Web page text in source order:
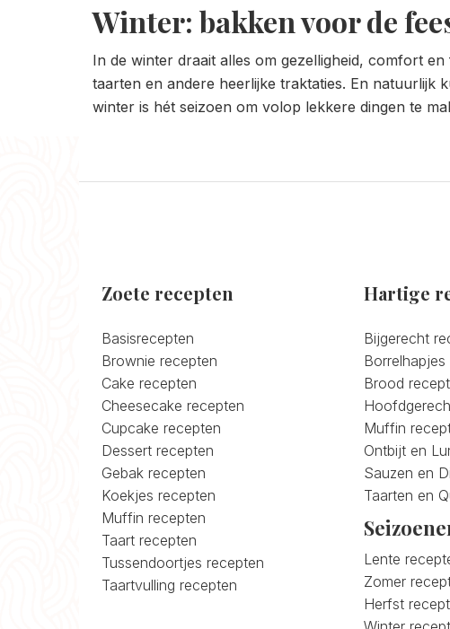
Winter: bakken voor de
In de winter draait alles om gezelligheid, comfort
taarten en andere heerlijke traktaties. En natuurlijk
winter is hét seizoen om volop lekkere dingen te
Zoete recepten
Basisrecepten
Brownie recepten
Cake recepten
Cheesecake recepten
Cupcake recepten
Dessert recepten
Gebak recepten
Koekjes recepten
Muffin recepten
Taart recepten
Tussendoortjes recepten
Taartvulling recepten
Hartige
Bijgerecht
Brood
Muffin
Ontbijt en
Sauzen en
Taarten en
Lente
Zomer
Herfst